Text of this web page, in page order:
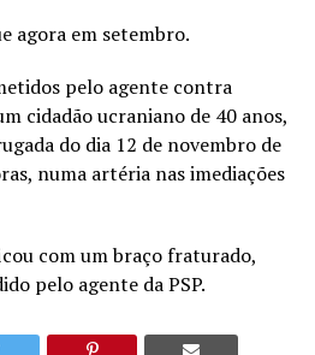
agora em setembro.
pelo agente contra
cidadão ucraniano de 40 anos,
do dia 12 de novembro de
numa artéria nas imediações
com um braço fraturado,
pelo agente da PSP.